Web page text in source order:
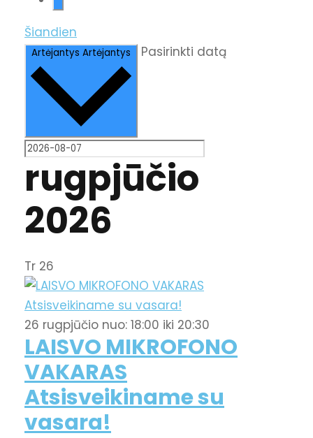
Šiandien
Artėjantys Artėjantys Pasirinkti datą
rugpjūčio
2026
Tr 26
26 rugpjūčio nuo: 18:00 iki 20:30
LAISVO MIKROFONO
VAKARAS
Atsisveikiname su
vasara!